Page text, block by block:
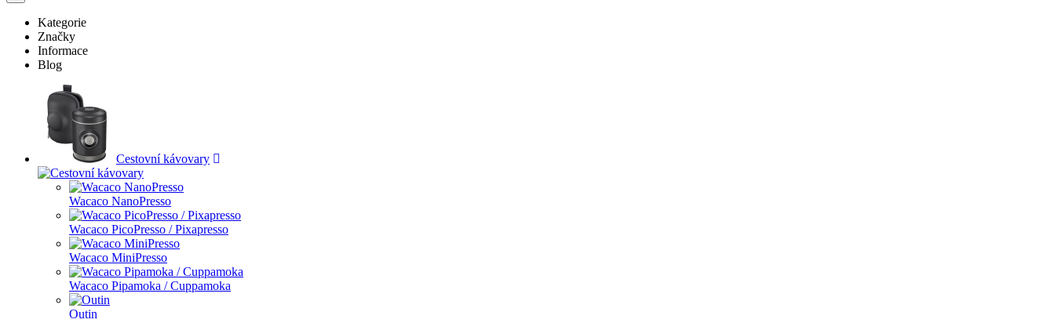
Kategorie
Značky
Informace
Blog
Cestovní kávovary
Wacaco NanoPresso
Wacaco PicoPresso / Pixapresso
Wacaco MiniPresso
Wacaco Pipamoka / Cuppamoka
Outin